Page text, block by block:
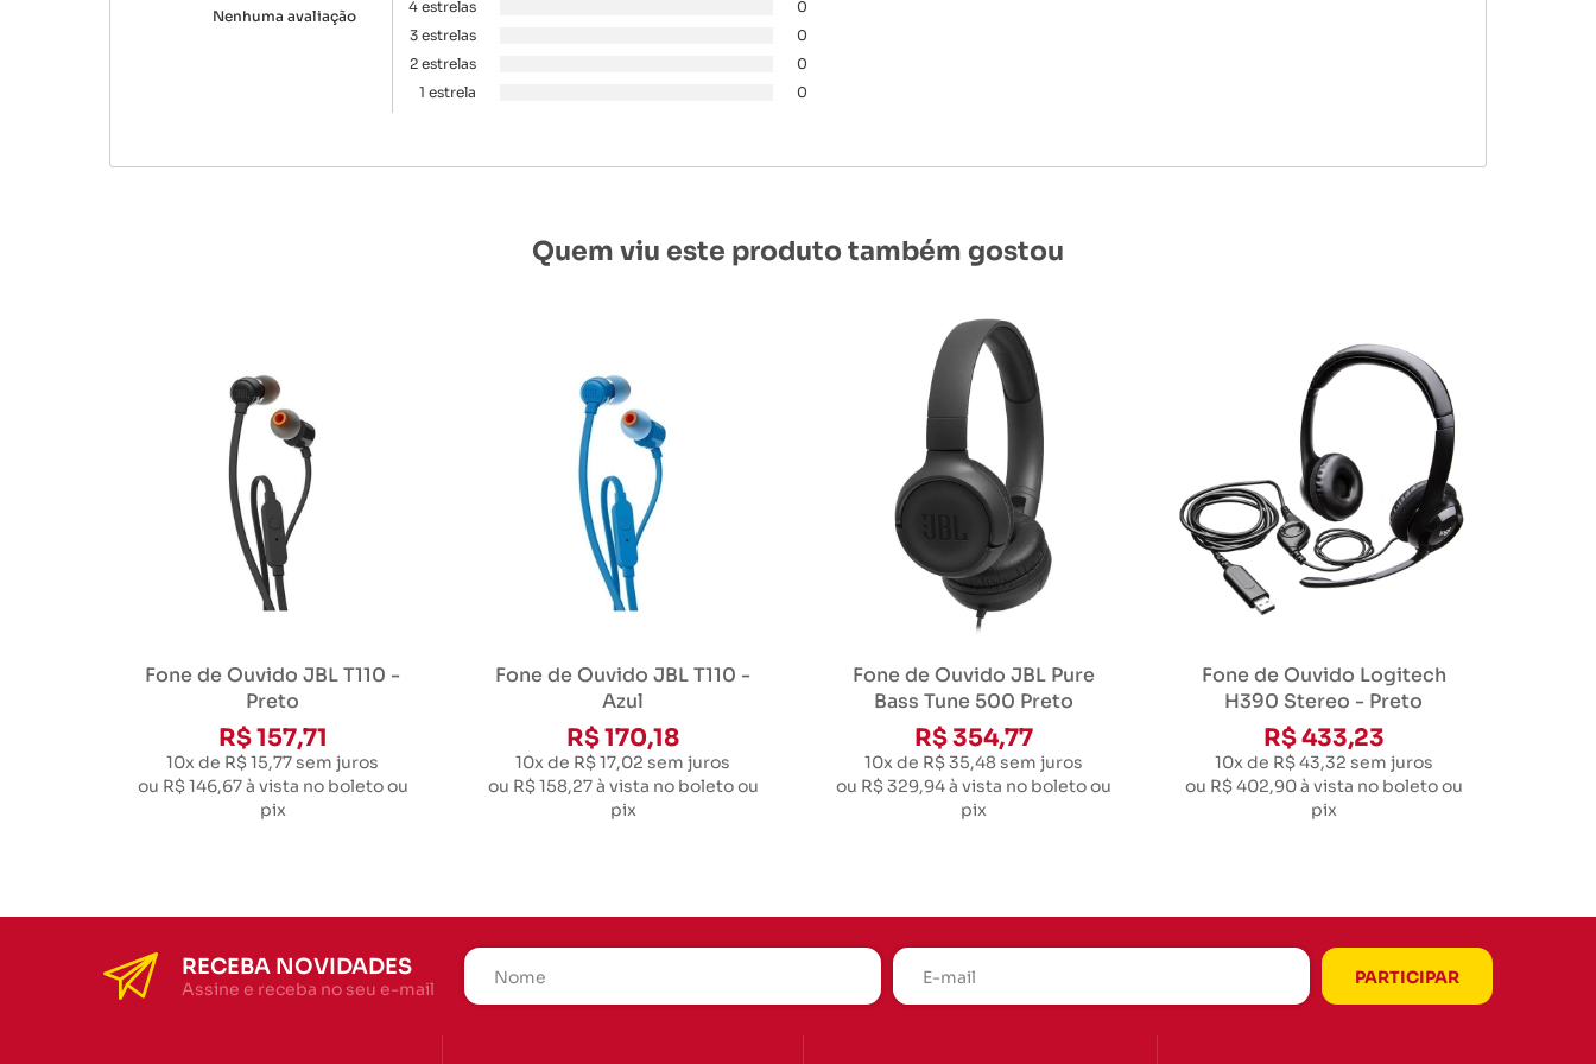
Nenhuma avaliação
4 estrelas
0
3 estrelas
0
2 estrelas
0
1 estrela
0
Quem viu este produto também gostou
Fone de Ouvido JBL T110 -
Preto
R$ 157,71
10x de R$ 15,77sem juros
ou R$ 146,67à vista no boleto ou
pix
Fone de Ouvido JBL T110 -
Azul
R$ 170,18
10x de R$ 17,02 sem juros
ou R$ 158,27à vista no boleto ou
pix
Fone de Ouvido JBL Pure
Bass Tune 500 Preto
R$ 354,77
10x de R$ 35,48sem juros
ou R$ 329,94à vista no boleto ou
pix
Fone de Ouvido Logitech
H390 Stereo - Preto
R$ 433,23
10x de R$ 43,32 sem juros
ou R$ 402,90à vista no boleto ou
pix
RECEBA NOVIDADES
Assine e receba no seu e-mail